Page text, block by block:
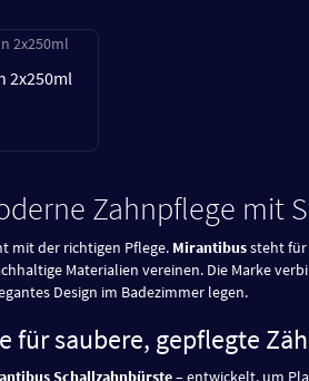
2x250ml
Zahnpflege mit
mit der richtigen Pflege. Mirantibussteht
Materialien vereinen. Die Marke
Design im Badezimmer legen.
für saubere, gepflegte
Schallzahnbürste– entwickelt, um